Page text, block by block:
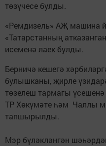
төзүчесе булды.
«Ремдизель» АҖ машина
«Татарстанның
исеменә лаек булды.
Берничә кешегә
булышканы, җирле
төзелеш тармагы
ТР Хөкүмәте һәм Чаллы
тапшырылды.
Мэр бүләкләнгән